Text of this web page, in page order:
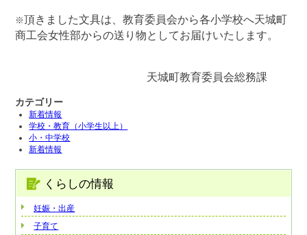
※頂きました文具は、教育委員会から各小学校へ天城町
商工会女性部からの送り物としてお届けいたします。
天城町教育委員会総務課
カテゴリー
新着情報
学校・教育（小学生以上）
小・中学校
新着情報
くらしの情報
妊娠・出産
子育て